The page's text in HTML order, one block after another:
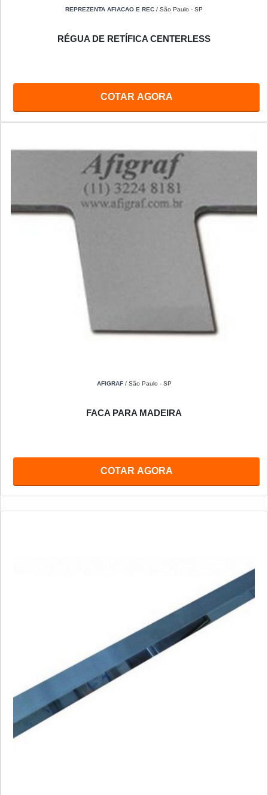
REPREZENTA AFIACAO E REC / São Paulo - SP
RÉGUA DE RETÍFICA CENTERLESS
COTAR AGORA
AFIGRAF/ São Paulo - SP
FACA PARA MADEIRA
COTAR AGORA